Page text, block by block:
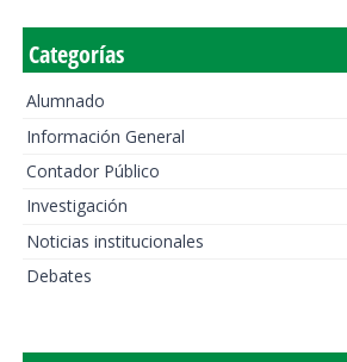
Categorías
Alumnado
Información General
Contador Público
Investigación
Noticias institucionales
Debates